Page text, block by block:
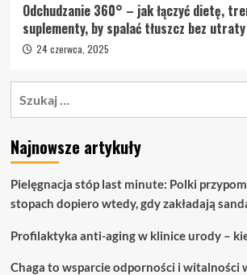
Odchudzanie 360° – jak łączyć dietę,
suplementy, by spalać tłuszcz bez
24 czerwca, 2025
Najnowsze artykuły
Pielęgnacja stóp last minute: Polki
stopach dopiero wtedy, gdy zakładają
Profilaktyka anti-aging w klinice urody –
Chaga to wsparcie odporności i witalności